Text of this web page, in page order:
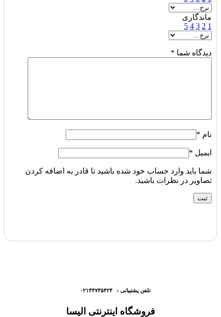
ماندگاری
1
2
3
4
5
دیدگاه شما *
نام *
ایمیل *
شما باید وارد حساب خود شده باشید تا قادر به اضافه کردن
تصاویر در نظرات باشید.
تلفن پشتیبانی : ۰۲۱۴۴۷۳۵۴۲۴
فروشگاه اینترنتی الیسا